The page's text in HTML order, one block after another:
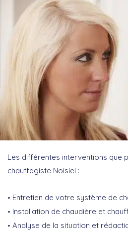
Les différentes interventions que
chauffagiste Noisiel :
Entretien de votre système de
Installation de chaudière et
Analyse de la situation et